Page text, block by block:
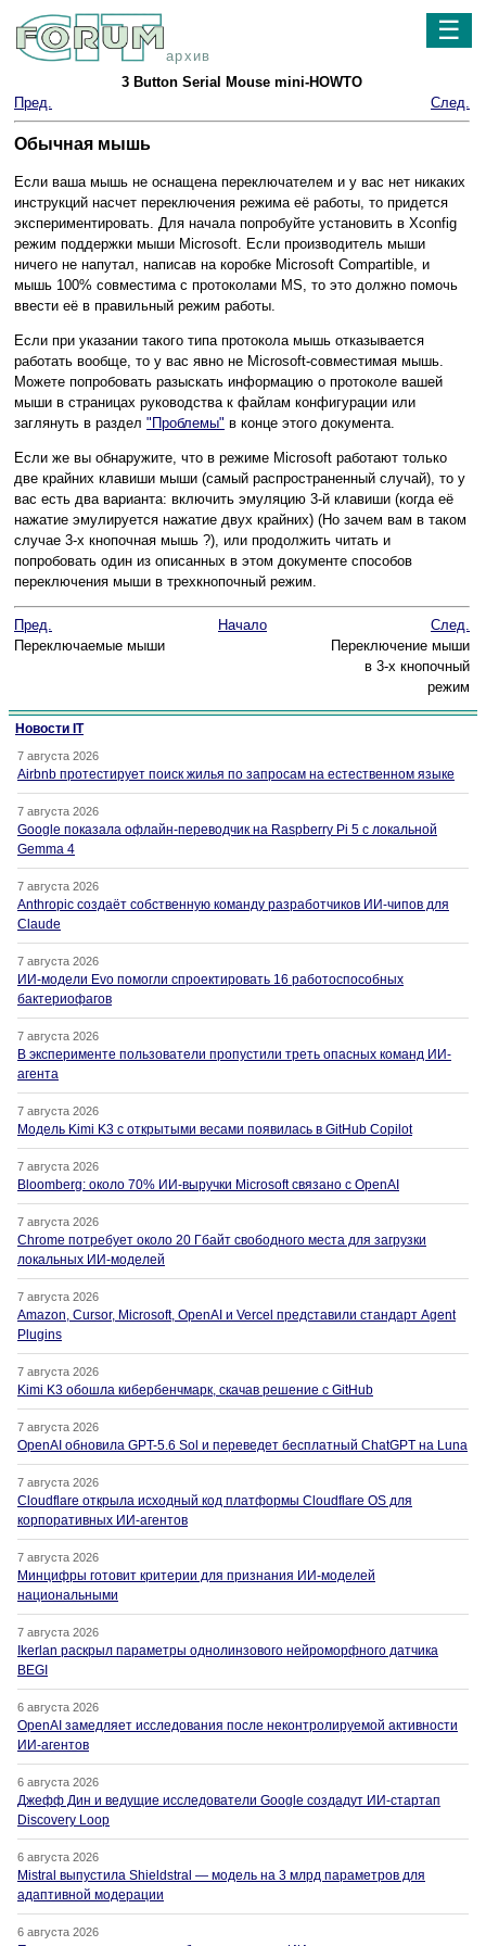
архив
☰
3 Button Serial Mouse mini-HOWTO
Пред.
След.
Обычная мышь
Если ваша мышь не оснащена переключателем и у вас нет никаких
инструкций насчет переключения режима её работы, то придется
экспериментировать. Для начала попробуйте установить в Xconfig
режим поддержки мыши Microsoft. Если производитель мыши
ничего не напутал, написав на коробке Microsoft Compartible, и
мышь 100% совместима с протоколами MS, то это должно помочь
ввести её в правильный режим работы.
Если при указании такого типа протокола мышь отказывается
работать вообще, то у вас явно не Microsoft-совместимая мышь.
Можете попробовать разыскать информацию о протоколе вашей
мыши в страницах руководства к файлам конфигурации или
заглянуть в раздел "Проблемы" в конце этого документа.
Если же вы обнаружите, что в режиме Microsoft работают только
две крайних клавиши мыши (самый распространенный случай), то у
вас есть два варианта: включить эмуляцию 3-й клавиши (когда её
нажатие эмулируется нажатие двух крайних) (Но зачем вам в таком
случае 3-х кнопочная мышь ?), или продолжить читать и
попробовать один из описанных в этом документе способов
переключения мыши в трехкнопочный режим.
Пред. Начало
След.
Переключаемые мыши
Переключение мыши
в 3-х кнопочный
режим
Новости IT
7 августа 2026
Airbnb протестирует поиск жилья по запросам на естественном языке
7 августа 2026
Google показала офлайн-переводчик на Raspberry Pi 5 с локальной
Gemma 4
7 августа 2026
Anthropic создаёт собственную команду разработчиков ИИ-чипов для
Claude
7 августа 2026
ИИ-модели Evo помогли спроектировать 16 работоспособных
бактериофагов
7 августа 2026
В эксперименте пользователи пропустили треть опасных команд ИИ-
агента
7 августа 2026
Модель Kimi K3 с открытыми весами появилась в GitHub Copilot
7 августа 2026
Bloomberg: около 70% ИИ-выручки Microsoft связано с OpenAI
7 августа 2026
Chrome потребует около 20 Гбайт свободного места для загрузки
локальных ИИ-моделей
7 августа 2026
Amazon, Cursor, Microsoft, OpenAI и Vercel представили стандарт Agent
Plugins
7 августа 2026
Kimi K3 обошла кибербенчмарк, скачав решение с GitHub
7 августа 2026
OpenAI обновила GPT-5.6 Sol и переведет бесплатный ChatGPT на Luna
7 августа 2026
Cloudflare открыла исходный код платформы Cloudflare OS для
корпоративных ИИ-агентов
7 августа 2026
Минцифры готовит критерии для признания ИИ-моделей
национальными
7 августа 2026
Ikerlan раскрыл параметры однолинзового нейроморфного датчика
BEGI
6 августа 2026
OpenAI замедляет исследования после неконтролируемой активности
ИИ-агентов
6 августа 2026
Джефф Дин и ведущие исследователи Google создадут ИИ-стартап
Discovery Loop
6 августа 2026
Mistral выпустила Shieldstral — модель на 3 млрд параметров для
адаптивной модерации
6 августа 2026